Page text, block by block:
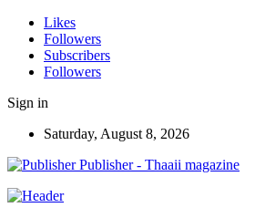
Likes
Followers
Subscribers
Followers
Sign in
Saturday, August 8, 2026
Publisher - Thaaii magazine